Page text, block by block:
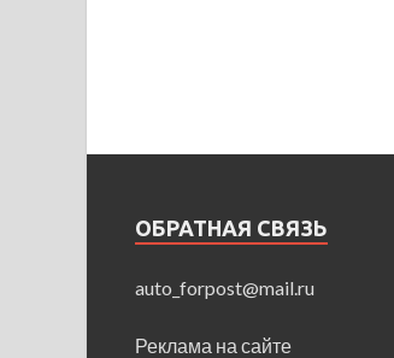
ОБРАТНАЯ СВЯЗЬ
auto_forpost@mail.ru
Реклама на сайте